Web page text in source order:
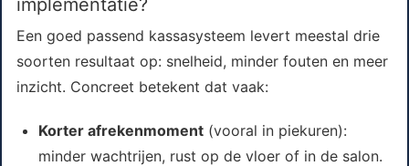
implementatie?
Een goed passend kassasysteem levert meestal drie
soorten resultaat op: snelheid, minder fouten en meer
inzicht. Concreet betekent dat vaak:
Korter afrekenmoment (vooral in piekuren):
minder wachtrijen, rust op de vloer of in de salon.